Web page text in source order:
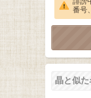
番号
晶と似た